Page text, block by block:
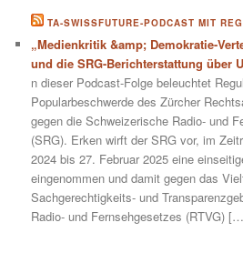
TA-SWISSFUTURE-PODCAST MIT
„Medienkritik &amp; Demokratie-
und die SRG-Berichterstattung über
n dieser Podcast-Folge beleuchtet
Popularbeschwerde des Zürcher
gegen die Schweizerische Radio- und
(SRG). Erken wirft der SRG vor, im
2024 bis 27. Februar 2025 eine
eingenommen und damit gegen das
Sachgerechtigkeits- und
Radio- und Fernsehgesetzes (RTVG)